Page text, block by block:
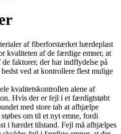
af fiberforstærket hærdeplast
kvaliteten af de færdige emner, at
faktorer, der har indflydelse på
ved at kontrollere flest mulige
kvalitetskontrollen alene af
Hvis der er fejl i et færdigtstøbt
med store tab at afhjælpe
om til et nyt emne, fordi
i hærdet tilstand. Fejl må afhjælpes